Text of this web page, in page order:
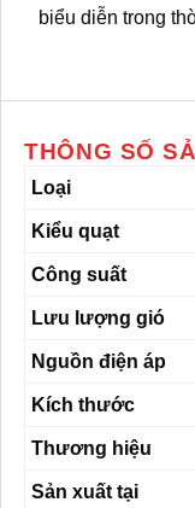
biểu diễn trong
THÔNG SỐ
Loại
Kiểu quạt
Công suất
Lưu lượng gió
Nguồn điện áp
Kích thước
Thương hiệu
Sản xuất tại